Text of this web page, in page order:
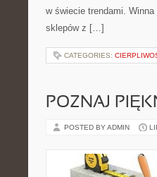
w świecie trendami.
sklepów z […]
CATEGORIES:
POZNAJ
POSTED BY ADMIN